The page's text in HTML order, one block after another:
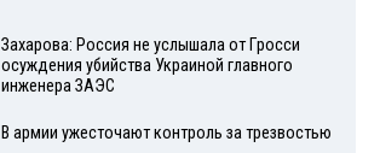
Захарова: Россия не услышала от Гросси
осуждения убийства Украиной главного
инженера ЗАЭС
В армии ужесточают контроль за трезвостью